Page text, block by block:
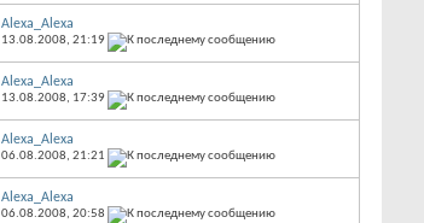
Alexa_Alexa
13.08.2008, 21:19
Alexa_Alexa
13.08.2008, 17:39
Alexa_Alexa
06.08.2008, 21:21
Alexa_Alexa
06.08.2008, 20:58